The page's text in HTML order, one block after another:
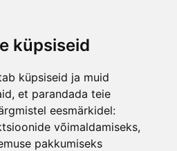
küpsiseid
küpsiseid ja muid
et parandada teie
eesmärkidel:
võimaldamiseks,
pakkumiseks